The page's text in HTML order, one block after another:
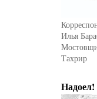
Илья
Тахрир
Надоел!